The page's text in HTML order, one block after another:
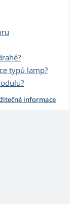
typů lamp?
informace